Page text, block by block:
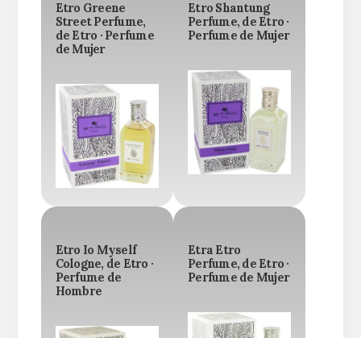
Etro Greene
Street Perfume,
de Etro · Perfume
de Mujer
Etro Shantung
Perfume, de Etro ·
Perfume de Mujer
Etro Io Myself
Cologne, de Etro ·
Perfume de
Hombre
Etra Etro
Perfume, de Etro ·
Perfume de Mujer